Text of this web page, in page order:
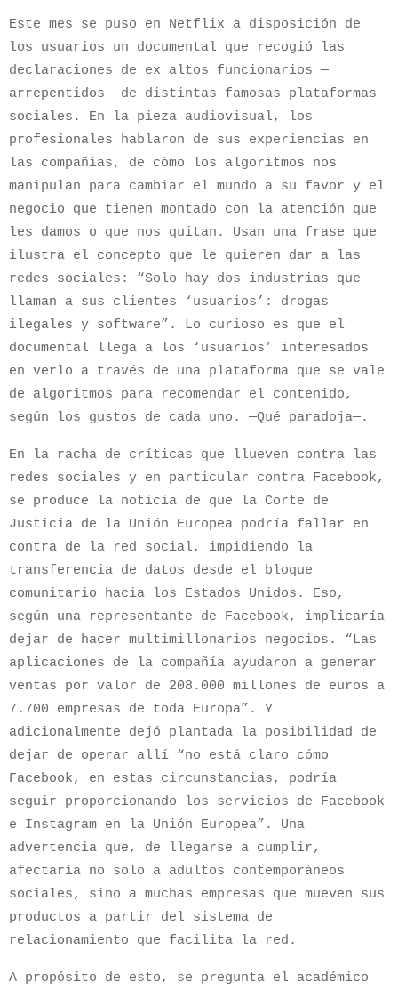
Este mes se puso en Netflix a disposición de
los usuarios un documental que recogió las
declaraciones de ex altos funcionarios —
arrepentidos— de distintas famosas plataformas
sociales. En la pieza audiovisual, los
profesionales hablaron de sus experiencias en
las compañías, de cómo los algoritmos nos
manipulan para cambiar el mundo a su favor y el
negocio que tienen montado con la atención que
les damos o que nos quitan. Usan una frase que
ilustra el concepto que le quieren dar a las
redes sociales: “Solo hay dos industrias que
llaman a sus clientes ‘usuarios’: drogas
ilegales y software”. Lo curioso es que el
documental llega a los ‘usuarios’ interesados
en verlo a través de una plataforma que se vale
de algoritmos para recomendar el contenido,
según los gustos de cada uno. —Qué paradoja—.
En la racha de críticas que llueven contra las
redes sociales y en particular contra Facebook,
se produce la noticia de que la Corte de
Justicia de la Unión Europea podría fallar en
contra de la red social, impidiendo la
transferencia de datos desde el bloque
comunitario hacia los Estados Unidos. Eso,
según una representante de Facebook, implicaría
dejar de hacer multimillonarios negocios. “Las
aplicaciones de la compañía ayudaron a generar
ventas por valor de 208.000 millones de euros a
7.700 empresas de toda Europa”. Y
adicionalmente dejó plantada la posibilidad de
dejar de operar allí “no está claro cómo
Facebook, en estas circunstancias, podría
seguir proporcionando los servicios de Facebook
e Instagram en la Unión Europea”. Una
advertencia que, de llegarse a cumplir,
afectaría no solo a adultos contemporáneos
sociales, sino a muchas empresas que mueven sus
productos a partir del sistema de
relacionamiento que facilita la red.
A propósito de esto, se pregunta el académico